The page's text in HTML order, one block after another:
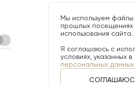
Мы используем
прошлых посещениях
использования сайта.
Я соглашаюсь с
условиях, указанных в
персональных данных